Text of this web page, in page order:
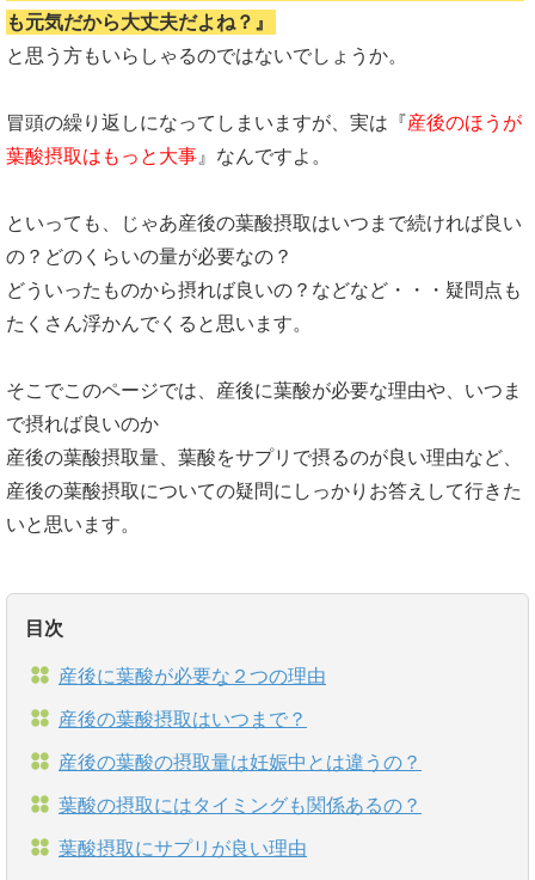
も元気だから大丈夫だよね？』
と思う方もいらしゃるのではないでしょうか。
冒頭の繰り返しになってしまいますが、実は『産後のほうが
葉酸摂取はもっと大事 』なんですよ。
といっても、じゃあ産後の葉酸摂取はいつまで続ければ良い
の？どのくらいの量が必要なの？
どういったものから摂れば良いの？などなど・・・疑問点も
たくさん浮かんでくると思います。
そこでこのページでは、産後に葉酸が必要な理由や、いつま
で摂れば良いのか
産後の葉酸摂取量、葉酸をサプリで摂るのが良い理由など、
産後の葉酸摂取についての疑問にしっかりお答えして行きた
いと思います。
目次
産後に葉酸が必要な２つの理由
産後の葉酸摂取はいつまで？
産後の葉酸の摂取量は妊娠中とは違うの？
葉酸の摂取にはタイミングも関係あるの？
葉酸摂取にサプリが良い理由